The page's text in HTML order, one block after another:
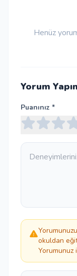
Henüz
Yorum Yapın
Puanınız *
okuldan
Yorumunuz